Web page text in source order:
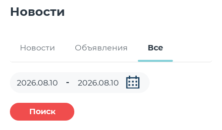
Новости
Новости Объявления Все
Поиск